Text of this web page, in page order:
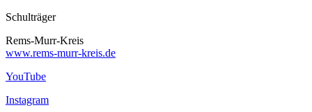
Schulträger
Rems-Murr-Kreis
www.rems-murr-kreis.de
YouTube
Instagram